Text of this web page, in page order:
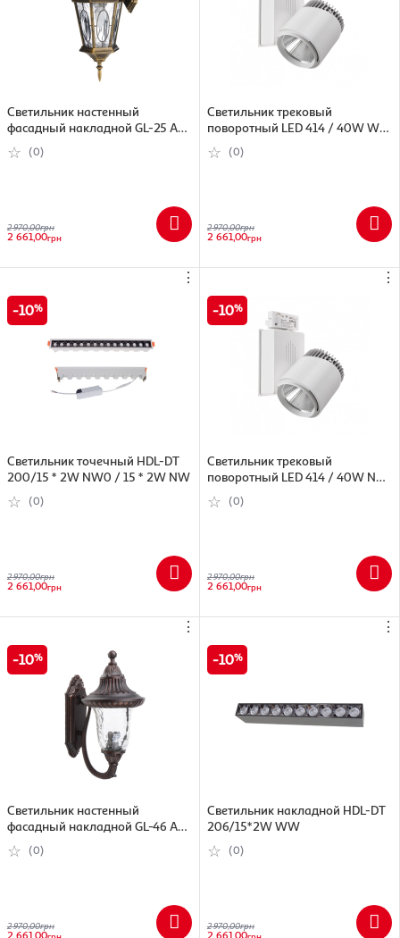
Светильник настенный
фасадный накладной GL-25 AM
BL-25 AM BG
(0)
2 970,00грн
2 661,00грн
Светильник трековый
поворотный LED 414 / 40W WW
WH C WW WH COB
(0)
2 970,00грн
2 661,00грн
⋮
10
Светильник точечный HDL-DT
200/15 * 2W NW0 / 15 * 2W NW
(0)
2 970,00грн
2 661,00грн
⋮
10
Светильник трековый
поворотный LED 414 / 40W NW
WH C NW WH COB
(0)
2 970,00грн
2 661,00грн
⋮
10
Светильник настенный
фасадный накладной GL-46 A
BCGL-46 A BC
(0)
2 970,00грн
2 661,00грн
⋮
10
Светильник накладной HDL-DT
206/15*2W WW
(0)
2 970,00грн
2 661,00грн